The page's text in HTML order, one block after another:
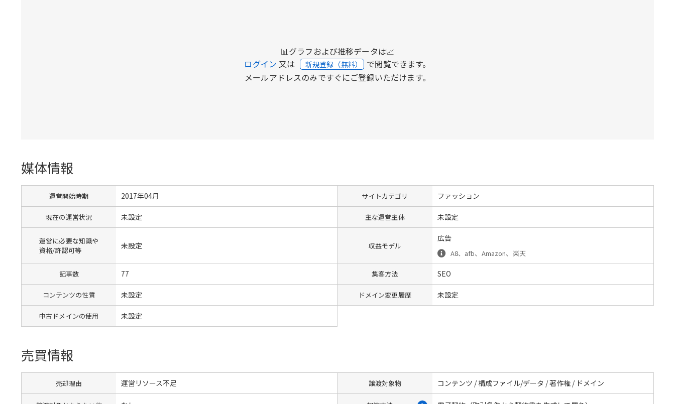
📊グラフおよび推移データは📈
ログイン 又は 新規登録（無料） で閲覧できます。
メールアドレスのみですぐにご登録いただけます。
媒体情報
運営開始時期 2017年04月 サイトカテゴリ ファッション
現在の運営状況 未設定 主な運営主体 未設定
運営に必要な知識や
資格/許認可等
未設定 収益モデル
広告
A8、afb、Amazon、楽天
記事数 77 集客方法 SEO
コンテンツの性質 未設定 ドメイン変更履歴 未設定
中古ドメインの使用 未設定
売買情報
売却理由 運営リソース不足 譲渡対象物 コンテンツ / 構成ファイル/データ / 著作権 / ドメイン